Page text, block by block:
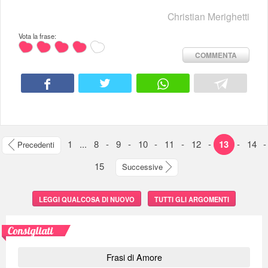
Christian Merighetti
Vota la frase:
COMMENTA
Precedenti 1 ... 8 - 9 - 10 - 11 - 12 - 13 - 14 -
15
Successive
LEGGI QUALCOSA DI NUOVO TUTTI GLI ARGOMENTI
Consigliati
Frasi di Amore